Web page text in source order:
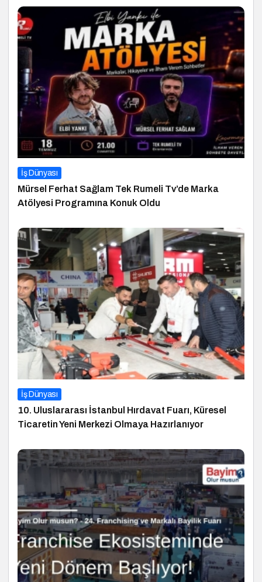
İş Dünyası
Mürsel Ferhat Sağlam Tek Rumeli Tv’de Marka
Atölyesi Programına Konuk Oldu
İş Dünyası
10. Uluslararası İstanbul Hırdavat Fuarı, Küresel
Ticaretin Yeni Merkezi Olmaya Hazırlanıyor